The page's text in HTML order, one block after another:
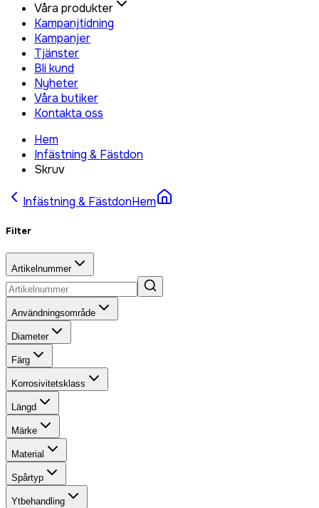
Våra produkter
Kampanjtidning
Kampanjer
Tjänster
Bli kund
Nyheter
Våra butiker
Kontakta oss
Hem
Infästning & Fästdon
Skruv
Infästning & FästdonHem
Filter
Artikelnummer
Användningsområde
Diameter
Färg
Korrosivitetsklass
Längd
Märke
Material
Spårtyp
Ytbehandling